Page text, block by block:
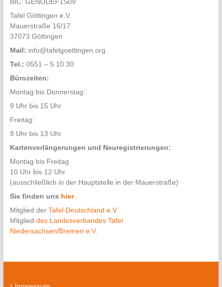
BIC: GENODEF1S09
Tafel Göttingen e.V.
Mauerstraße 16/17
37073 Göttingen
Mail: info@tafelgoettingen.org
Tel.: 0551 – 5 10 30
Bürozeiten:
Montag bis Donnerstag:
9 Uhr bis 15 Uhr
Freitag:
9 Uhr bis 13 Uhr
Kartenverlängerungen und Neuregistrierungen:
Montag bis Freitag
10 Uhr bis 12 Uhr
(ausschließlich in der Hauptstelle in der Mauerstraße)
Sie finden uns hier
Mitglied der Tafel Deutschland e.V.
Mitglied des Landesverbandes Tafel
Niedersachsen/Bremen e.V.